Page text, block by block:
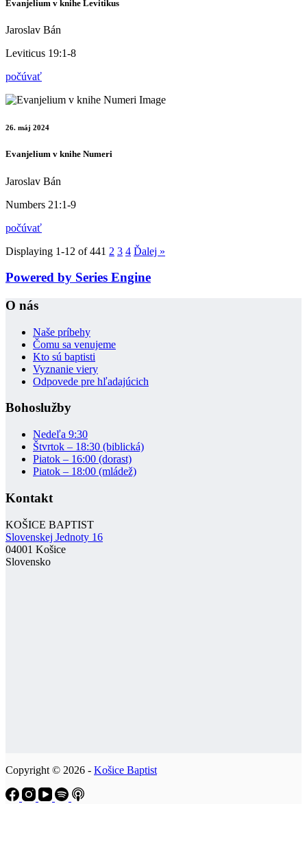
Evanjelium v knihe Levitikus
Jaroslav Bán
Leviticus 19:1-8
počúvať
26. máj 2024
Evanjelium v knihe Numeri
Jaroslav Bán
Numbers 21:1-9
počúvať
Displaying 1-12 of 441 2 3 4 Ďalej »
Powered by Series Engine
O nás
Naše príbehy
Čomu sa venujeme
Kto sú baptisti
Vyznanie viery
Odpovede pre hľadajúcich
Bohoslužby
Nedeľa 9:30
Štvrtok – 18:30 (biblická)
Piatok – 16:00 (dorast)
Piatok – 18:00 (mládež)
Kontakt
KOŠICE BAPTIST
Slovenskej Jednoty 16
04001 Košice
Slovensko
Copyright © 2026 - Košice Baptist